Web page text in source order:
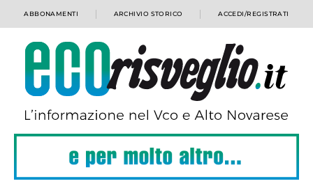
ABBONAMENTI ARCHIVIO STORICO ACCEDI/REGISTRATI